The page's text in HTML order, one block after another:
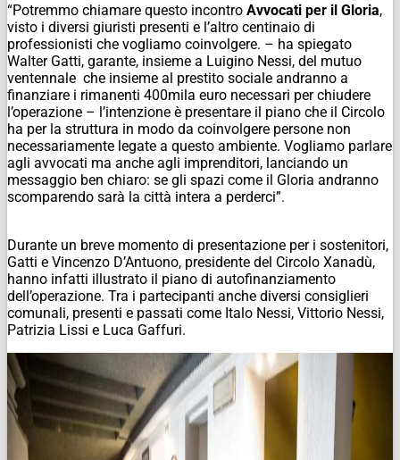
“Potremmo chiamare questo incontro Avvocati per il Gloria,
visto i diversi giuristi presenti e l’altro centinaio di
professionisti che vogliamo coinvolgere. – ha spiegato
Walter Gatti, garante, insieme a Luigino Nessi, del mutuo
ventennale che insieme al prestito sociale andranno a
finanziare i rimanenti 400mila euro necessari per chiudere
l’operazione – l’intenzione è presentare il piano che il Circolo
ha per la struttura in modo da coinvolgere persone non
necessariamente legate a questo ambiente. Vogliamo parlare
agli avvocati ma anche agli imprenditori, lanciando un
messaggio ben chiaro: se gli spazi come il Gloria andranno
scomparendo sarà la città intera a perderci”.
Durante un breve momento di presentazione per i sostenitori,
Gatti e Vincenzo D’Antuono, presidente del Circolo Xanadù,
hanno infatti illustrato il piano di autofinanziamento
dell’operazione. Tra i partecipanti anche diversi consiglieri
comunali, presenti e passati come Italo Nessi, Vittorio Nessi,
Patrizia Lissi e Luca Gaffuri.